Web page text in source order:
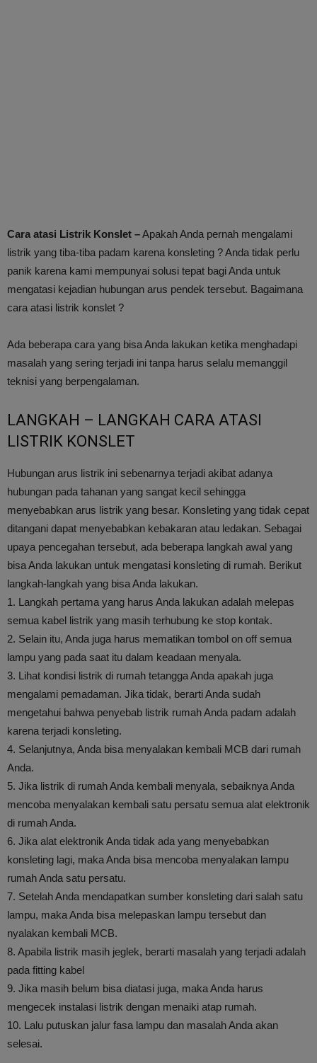
Cara atasi Listrik Konslet –Apakah Anda pernah mengalami
listrik yang tiba-tiba padam karena konsleting ? Anda tidak perlu
panik karena kami mempunyai solusi tepat bagi Anda untuk
mengatasi kejadian hubungan arus pendek tersebut. Bagaimana
cara atasi listrik konslet ?
Ada beberapa cara yang bisa Anda lakukan ketika menghadapi
masalah yang sering terjadi ini tanpa harus selalu memanggil
teknisi yang berpengalaman.
LANGKAH – LANGKAH CARA ATASI
LISTRIK KONSLET
Hubungan arus listrik ini sebenarnya terjadi akibat adanya
hubungan pada tahanan yang sangat kecil sehingga
menyebabkan arus listrik yang besar. Konsleting yang tidak cepat
ditangani dapat menyebabkan kebakaran atau ledakan. Sebagai
upaya pencegahan tersebut, ada beberapa langkah awal yang
bisa Anda lakukan untuk mengatasi konsleting di rumah. Berikut
langkah-langkah yang bisa Anda lakukan.
1. Langkah pertama yang harus Anda lakukan adalah melepas
semua kabel listrik yang masih terhubung ke stop kontak.
2. Selain itu, Anda juga harus mematikan tombol on off semua
lampu yang pada saat itu dalam keadaan menyala.
3. Lihat kondisi listrik di rumah tetangga Anda apakah juga
mengalami pemadaman. Jika tidak, berarti Anda sudah
mengetahui bahwa penyebab listrik rumah Anda padam adalah
karena terjadi konsleting.
4. Selanjutnya, Anda bisa menyalakan kembali MCB dari rumah
Anda.
5. Jika listrik di rumah Anda kembali menyala, sebaiknya Anda
mencoba menyalakan kembali satu persatu semua alat elektronik
di rumah Anda.
6. Jika alat elektronik Anda tidak ada yang menyebabkan
konsleting lagi, maka Anda bisa mencoba menyalakan lampu
rumah Anda satu persatu.
7. Setelah Anda mendapatkan sumber konsleting dari salah satu
lampu, maka Anda bisa melepaskan lampu tersebut dan
nyalakan kembali MCB.
8. Apabila listrik masih jeglek, berarti masalah yang terjadi adalah
pada fitting kabel
9. Jika masih belum bisa diatasi juga, maka Anda harus
mengecek instalasi listrik dengan menaiki atap rumah.
10. Lalu putuskan jalur fasa lampu dan masalah Anda akan
selesai.